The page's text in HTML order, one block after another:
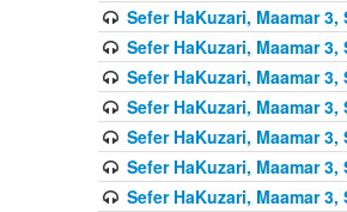
Sefer HaKuzari, Maamar 3,
Sefer HaKuzari, Maamar 3,
Sefer HaKuzari, Maamar 3,
Sefer HaKuzari, Maamar 3,
Sefer HaKuzari, Maamar 3,
Sefer HaKuzari, Maamar 3,
Sefer HaKuzari, Maamar 3,